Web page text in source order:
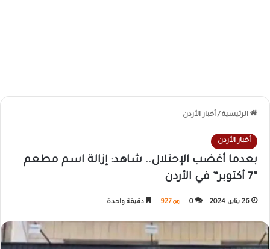
الرئيسية / أخبار الأردن
أخبار الأردن
بعدما أغضب الإحتلال.. شاهد: إزالة اسم مطعم
“7 أكتوبر” في الأردن
26 يناير، 2024 0
927 دقيقة واحدة